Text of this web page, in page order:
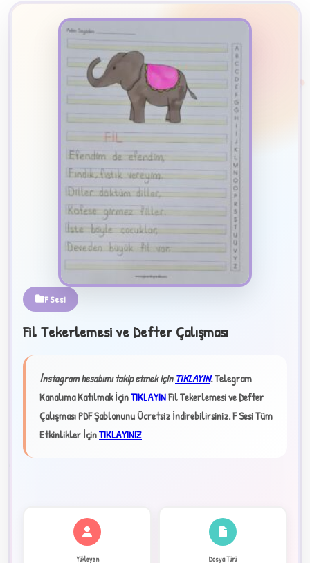
2
✦
F Sesi
Fil Tekerlemesi ve Defter Çalışması
İnstagram hesabımı takip etmek içinTIKLAYIN.Telegram
Kanalıma Katılmak İçinTIKLAYINFil Tekerlemesi ve Defter
Çalışması PDF Şablonunu Ücretsiz İndirebilirsiniz.F Sesi Tüm
Etkinlikler İçinTIKLAYINIZ
Yükleyen Dosya Türü
2
★